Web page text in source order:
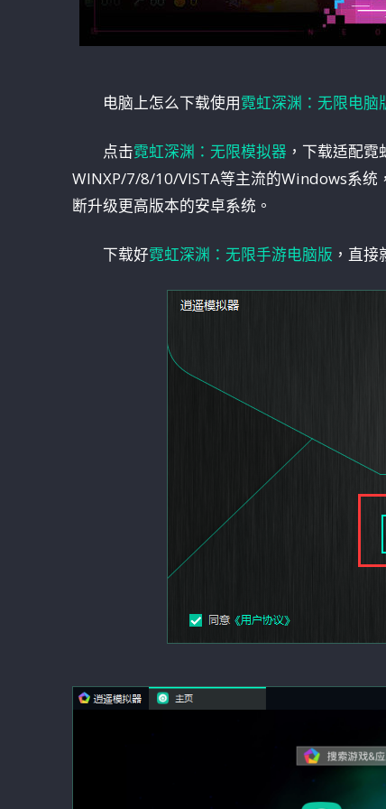
电脑上怎么下载使用霓虹深渊：无限电脑
点击霓虹深渊：无限模拟器 ，下载适配
WINXP/7/8/10/VISTA等主流的Windows系统
断升级更高版本的安卓系统。
下载好霓虹深渊：无限手游电脑版 ，直